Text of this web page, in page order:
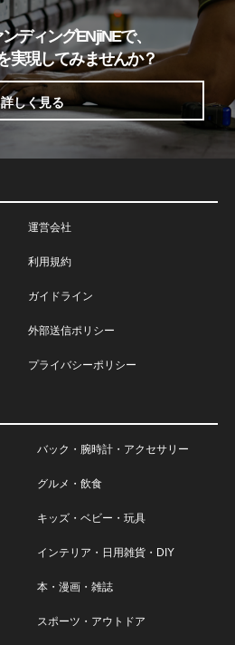
ディングENjiNEで、
実現してみませんか？
詳しく見る
運営会社
利用規約
ガイドライン
外部送信ポリシー
プライバシーポリシー
バック・腕時計・アクセサリー
グルメ・飲食
キッズ・ベビー・玩具
インテリア・日用雑貨・DIY
本・漫画・雑誌
スポーツ・アウトドア